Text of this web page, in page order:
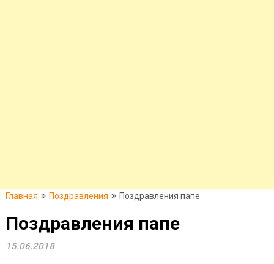
Главная Поздравления Поздравления папе
Поздравления папе
15.06.2018